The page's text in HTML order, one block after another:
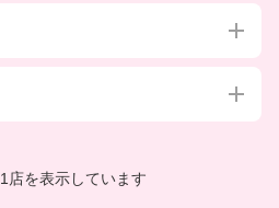
1店を表示しています